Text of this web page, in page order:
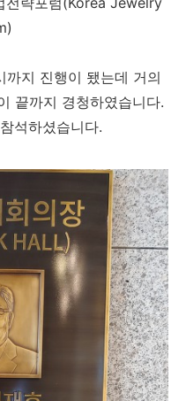
지 진행이 됐는데 거의
끝까지 경청하였습니다.
석하셨습니다.